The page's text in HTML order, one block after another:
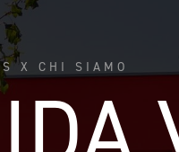
X CHI SIAMO